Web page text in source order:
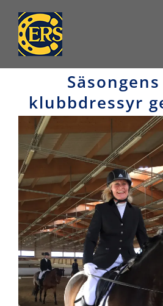
content
klubbdressyr
Larger
Image